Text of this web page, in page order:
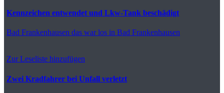
Kennzeichen entwendet und Lkw-Tank beschädigt
Bad Frankenhausen das war los in Bad Frankenhausen
Zur Leseliste hinzufügen
Zwei Kradfahrer bei Unfall verletzt